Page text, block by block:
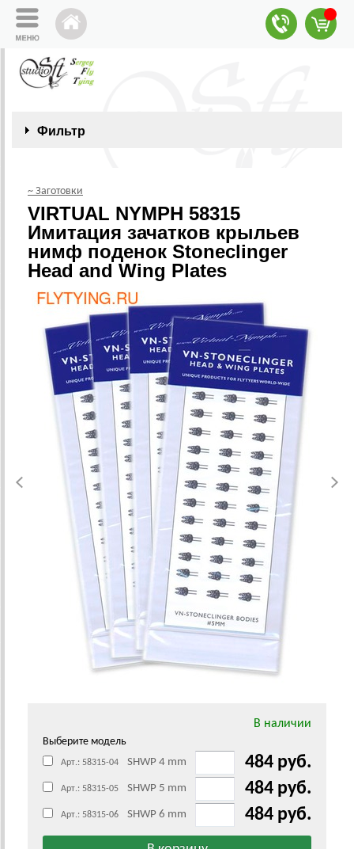
Фильтр
~ Заготовки
VIRTUAL NYMPH 58315
Имитация зачатков крыльев
нимф поденок Stoneclinger
Head and Wing Plates
В наличии
Выберите модель
Арт.: 58315-04 SHWP 4 mm 484 руб.
Арт.: 58315-05 SHWP 5 mm 484 руб.
Арт.: 58315-06 SHWP 6 mm 484 руб.